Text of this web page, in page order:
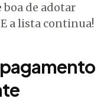
boa de adotar
a lista continua!